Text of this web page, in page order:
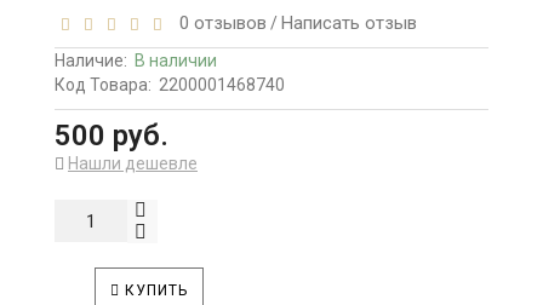
0 отзывов / Написать отзыв
Наличие: В наличии
Код Товара: 2200001468740
500 руб.
Нашли дешевле
КУПИТЬ